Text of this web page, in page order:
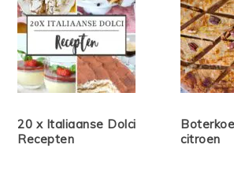
20 x Italiaanse Dolci
Recepten
citroen